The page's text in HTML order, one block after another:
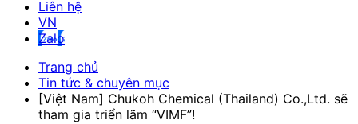
Liên hệ
Zalo
Trang chủ
Tin tức & chuyên mục
[Việt Nam] Chukoh Chemical (Thailand) Co.,Ltd. sẽ
tham gia triển lãm “VIMF”!